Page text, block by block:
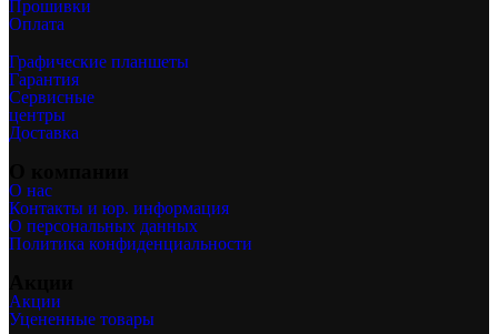
Прошивки
Оплата
Графические планшеты
Гарантия
Сервисные
центры
Доставка
О нас
Контакты и юр. информация
О персональных данных
Политика конфиденциальности
Акции
Уцененные товары